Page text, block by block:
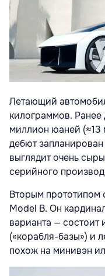
Летающий
килограммов. Ранее
миллион юаней (≈13
дебют
выглядит очень
серийного
Вторым прототипом
Model B. Он
варианта — состоит
(«корабля-базы») и
похож на минивэн